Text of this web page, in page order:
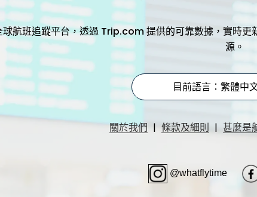
航班追蹤平台，透過 Trip.com 提供的可靠數據，實時更
源。
目前語言：繁體中
關於我們 | 條款及細則 | 甚麼是
@whatflytime